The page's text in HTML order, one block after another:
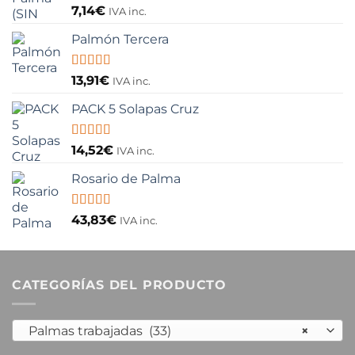
Valorado
con
5
7,14€ IVA inc.
Palmón Tercera
Valorado
con
5
13,91€ IVA inc.
PACK 5 Solapas Cruz
Valorado
con
5
14,52€ IVA inc.
Rosario de Palma
Valorado
con
43,83€ IVA inc.
CATEGORÍAS DEL PRODUCTO
×
Palmas trabajadas (33)